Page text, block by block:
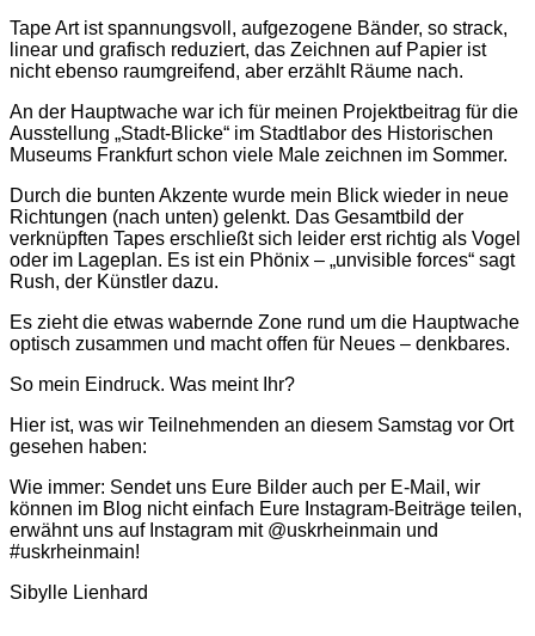
Tape Art ist spannungsvoll, aufgezogene Bänder, so strack,
linear und grafisch reduziert, das Zeichnen auf Papier ist
nicht ebenso raumgreifend, aber erzählt Räume nach.
An der Hauptwache war ich für meinen Projektbeitrag für die
Ausstellung „Stadt-Blicke“ im Stadtlabor des Historischen
Museums Frankfurt schon viele Male zeichnen im Sommer.
Durch die bunten Akzente wurde mein Blick wieder in neue
Richtungen (nach unten) gelenkt. Das Gesamtbild der
verknüpften Tapes erschließt sich leider erst richtig als Vogel
oder im Lageplan. Es ist ein Phönix – „unvisible forces“ sagt
Rush, der Künstler dazu.
Es zieht die etwas wabernde Zone rund um die Hauptwache
optisch zusammen und macht offen für Neues – denkbares.
So mein Eindruck. Was meint Ihr?
Hier ist, was wir Teilnehmenden an diesem Samstag vor Ort
gesehen haben:
Wie immer: Sendet uns Eure Bilder auch per E-Mail, wir
können im Blog nicht einfach Eure Instagram-Beiträge teilen,
erwähnt uns auf Instagram mit @uskrheinmain und
#uskrheinmain!
Sibylle Lienhard